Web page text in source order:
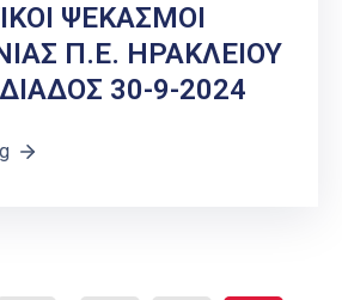
ΨΕΚΑΣΜΟΙ
Π.Ε. ΗΡΑΚΛΕΙΟΥ
30-9-2024